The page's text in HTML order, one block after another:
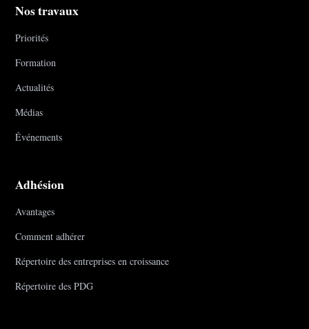
Nos travaux
Priorités
Formation
Actualités
Médias
Événements
Adhésion
Avantages
Comment adhérer
Répertoire des entreprises en croissance
Répertoire des PDG